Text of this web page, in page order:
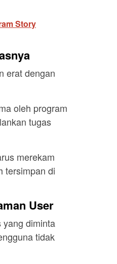
Story
erat dengan
oleh program
tugas
merekam
tersimpan di
User
yang diminta
tidak